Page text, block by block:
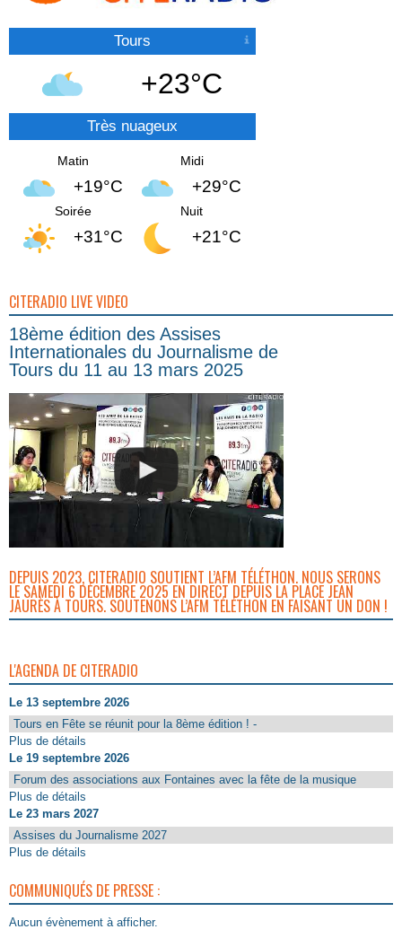
Tours
+23°C
Très nuageux
Matin
+19°C
Midi
+29°C
Soirée
+31°C
Nuit
+21°C
CITERADIO LIVE VIDEO
18ème édition des Assises
Internationales du Journalisme de
Tours du 11 au 13 mars 2025
DEPUIS 2023, CITERADIO SOUTIENT L’AFM TÉLÉTHON. NOUS SERONS
LE SAMEDI 6 DÉCEMBRE 2025 EN DIRECT DEPUIS LA PLACE JEAN
JAURÈS À TOURS. SOUTENONS L’AFM TÉLÉTHON EN FAISANT UN DON !
L'AGENDA DE CITERADIO
Le 13 septembre 2026
Tours en Fête se réunit pour la 8ème édition ! -
Plus de détails
Le 19 septembre 2026
Forum des associations aux Fontaines avec la fête de la musique
Plus de détails
Le 23 mars 2027
Assises du Journalisme 2027
Plus de détails
COMMUNIQUÉS DE PRESSE :
Aucun évènement à afficher.